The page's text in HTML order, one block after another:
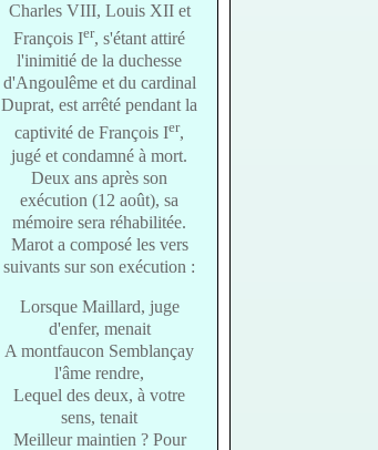
Charles VIII, Louis XII et
François Ier, s'étant attiré
l'inimitié de la duchesse
d'Angoulême et du cardinal
Duprat, est arrêté pendant la
captivité de François Ier,
jugé et condamné à mort.
Deux ans après son
exécution (12 août), sa
mémoire sera réhabilitée.
Marot a composé les vers
suivants sur son exécution :
Lorsque Maillard, juge
d'enfer, menait
A montfaucon Semblançay
l'âme rendre,
Lequel des deux, à votre
sens, tenait
Meilleur maintien ? Pour